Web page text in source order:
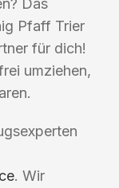
Das
Pfaff Trier
für dich!
umziehen,
. Wir